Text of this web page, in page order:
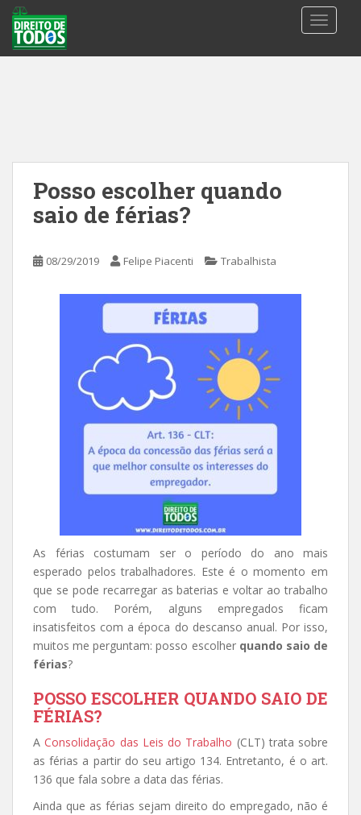
Posso escolher quando
saio de férias?
08/29/2019 Felipe Piacenti Trabalhista
As férias costumam ser o período do ano mais
esperado pelos trabalhadores. Este é o momento em
que se pode recarregar as baterias e voltar ao trabalho
com tudo. Porém, alguns empregados ficam
insatisfeitos com a época do descanso anual. Por isso,
muitos me perguntam: posso escolher quando saio de
férias?
POSSO ESCOLHER QUANDO SAIO DE
FÉRIAS?
AConsolidação das Leis do Trabalho (CLT) trata sobre
as férias a partir do seu artigo 134. Entretanto, é o art.
136 que fala sobre a data das férias.
Ainda que as férias sejam direito do empregado, não é